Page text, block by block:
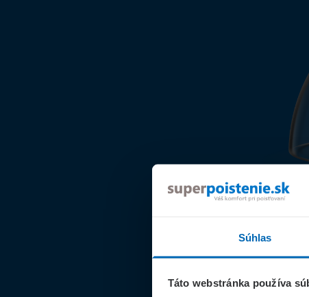
Súhlas
Táto webstránka používa